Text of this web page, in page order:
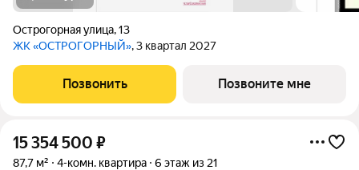
Острогорная улица,13
ЖК «ОСТРОГОРНЫЙ», 3 квартал 2027
Позвонить Позвоните мне
15 354 500 ₽
87,7 м² 4-комн. квартира 6 этаж из 21